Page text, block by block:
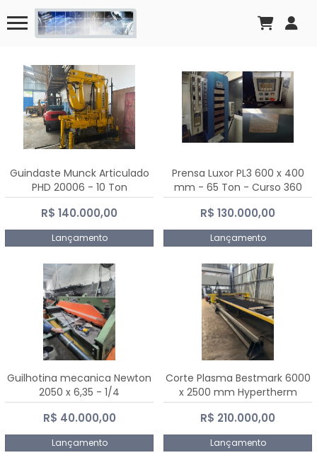
Guindaste Munck Articulado
PHD 20006 - 10 Ton
R$ 140.000,00
Lançamento
Prensa Luxor PL3 600 x 400
mm - 65 Ton - Curso 360
mm
R$ 130.000,00
Lançamento
Guilhotina mecanica Newton
2050 x 6,35 - 1/4
R$ 40.000,00
Lançamento
Corte Plasma Bestmark 6000
x 2500 mm Hypertherm
MaxPro 200
R$ 210.000,00
Lançamento